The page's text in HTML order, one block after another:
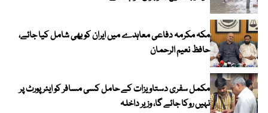
مکہ مکرمہ دفاعی معاہدے میں ایران کو بھی شامل کیا جائے،
حافظ نعیم الرحمان
مکمل سفری دستاویزات کے حامل کسی مسافر کو ایئرپورٹ پر
نہیں روکا جائے گا، وزیر داخلہ